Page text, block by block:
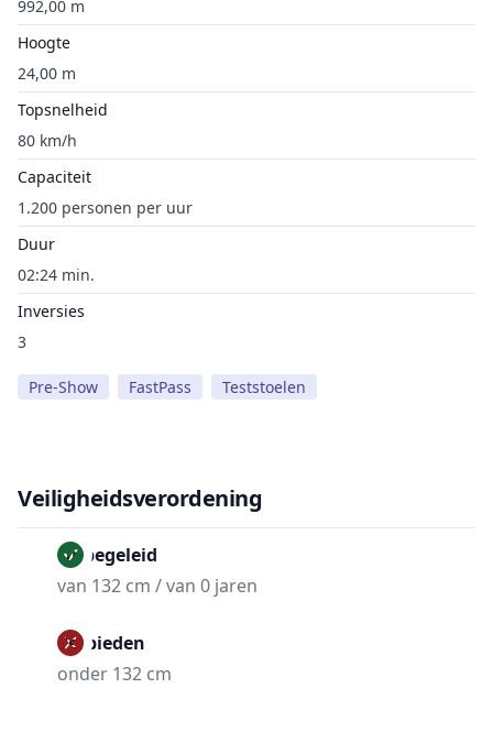
992,00 m
Hoogte
24,00 m
Topsnelheid
80 km/h
Capaciteit
1.200 personen per uur
Duur
02:24 min.
Inversies
3
Pre-Show FastPass Teststoelen
Veiligheidsverordening
Onbegeleid
van 132 cm / van 0 jaren
Verbieden
onder 132 cm